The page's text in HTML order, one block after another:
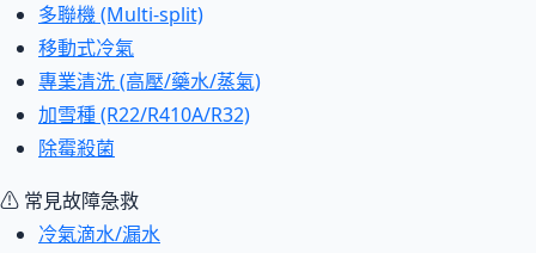
多聯機 (Multi-split)
移動式冷氣
專業清洗 (高壓/藥水/蒸氣)
加雪種 (R22/R410A/R32)
除霉殺菌
⚠ 常見故障急救
冷氣滴水/漏水